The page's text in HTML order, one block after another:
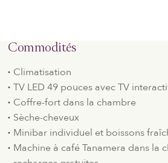
Commodités
Climatisation
TV LED 49 pouces avec TV
Coffre-fort dans la chambre
Sèche-cheveux
Minibar individuel et boissons
Machine à café Tanamera dans la